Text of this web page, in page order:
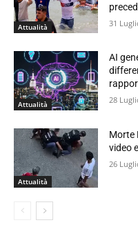
Attualità 31
Attualità
AI
28
Attualità
Morte
video
26